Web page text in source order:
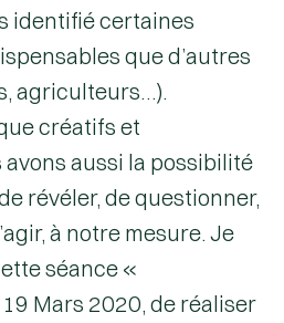
identifié certaines
que d’autres
agriculteurs…).
créatifs et
aussi la possibilité
révéler, de questionner,
à notre mesure. Je
séance «
Mars 2020, de réaliser